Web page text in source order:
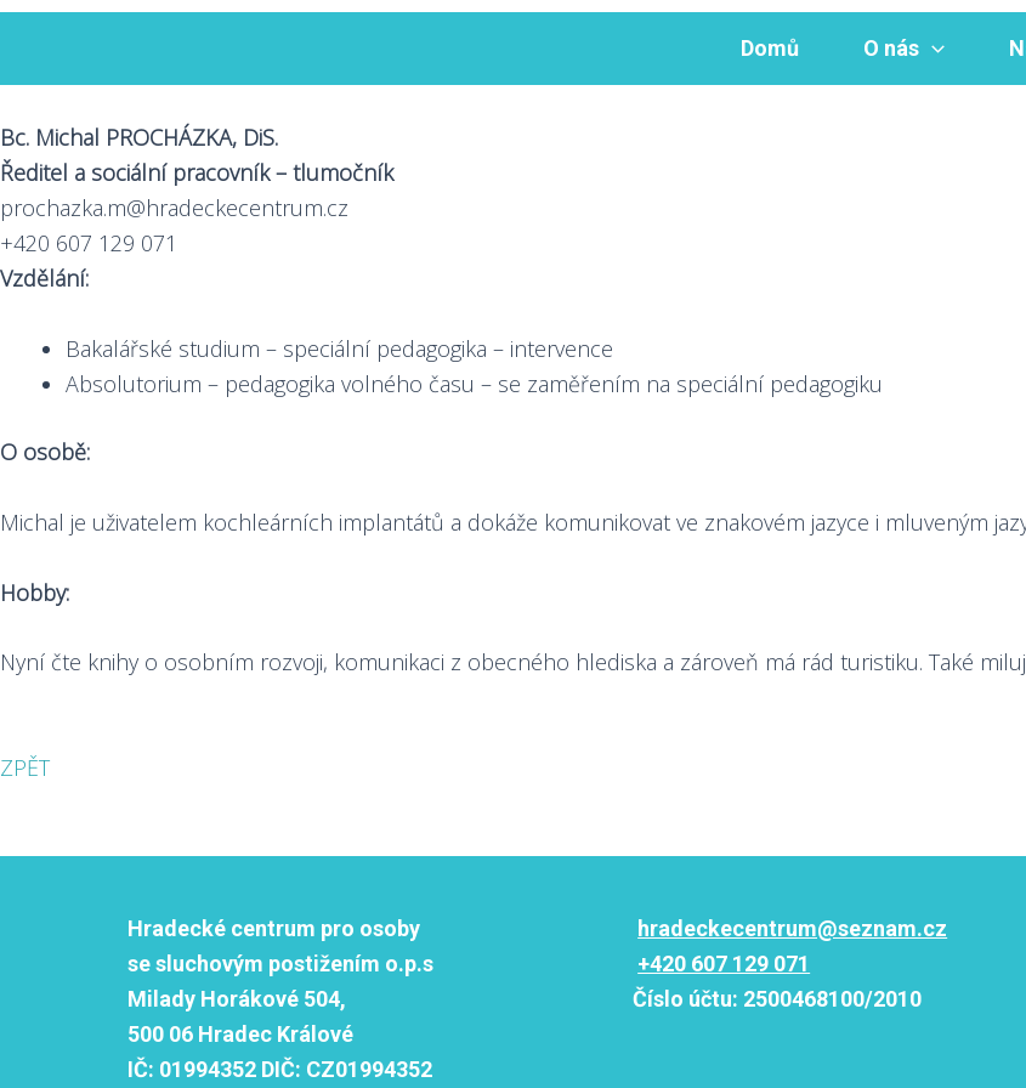
Domů O nás
Bc. Michal PROCHÁZKA, DiS.
Ředitel a sociální pracovník – tlumočník
prochazka.m@hradeckecentrum.cz
+420 607 129 071
Vzdělání:
Bakalářské studium – speciální pedagogika – intervence
Absolutorium – pedagogika volného času – se zaměřením na speciální pedagogiku
O osobě:
Michal je uživatelem kochleárních implantátů a dokáže komunikovat ve znakovém jazyce i mluveným
Hobby:
Nyní čte knihy o osobním rozvoji, komunikaci z obecného hlediska a zároveň má rád turistiku. Také
ZPĚT
Hradecké centrum pro osoby
se sluchovým postižením o.p.s
Milady Horákové 504,
500 06 Hradec Králové
IČ: 01994352 DIČ: CZ01994352
hradeckecentrum@seznam.cz
+420 607 129 071
Číslo účtu: 2500468100/2010